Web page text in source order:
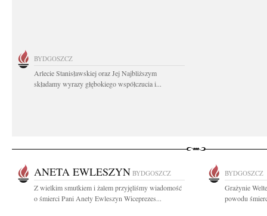
BYDGOSZCZ
Arlecie Stanisławskiej oraz Jej Najbliższym
składamy wyrazy głębokiego współczucia i...
ANETA EWLESZYN BYDGOSZCZ
Z wielkim smutkiem i żalem przyjęliśmy wiadomość
o śmierci Pani Anety Ewleszyn Wiceprezes...
BYDGOSZCZ
Grażynie
powodu